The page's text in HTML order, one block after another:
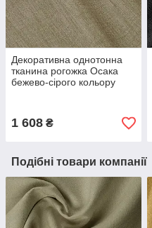
Декоративна однотонна
тканина рогожка Осака
бежево-сірого кольору
1 608 ₴
Подібні товари компанії